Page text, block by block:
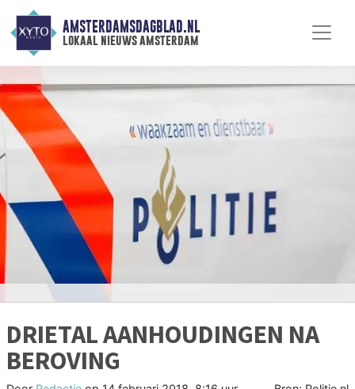
AMSTERDAMSDAGBLAD.NL
lokaal nieuws amsterdam
DRIETAL AANHOUDINGEN NA
BEROVING